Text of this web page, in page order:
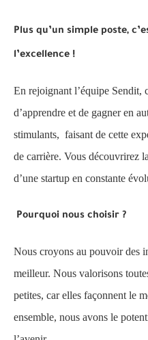
Plus qu’un simple poste,
l’excellence !
En rejoignant l’équipe Sendit,
d’apprendre et de gagner en
stimulants, faisant de cette
de carrière. Vous découvrirez
d’une startup en constante
Pourquoi nous choisir ?
Nous croyons au pouvoir des
meilleur. Nous valorisons
petites, car elles façonnent le
ensemble, nous avons le